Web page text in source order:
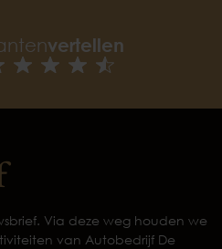
vertellen
Via deze weg houden we
van Autobedrijf De